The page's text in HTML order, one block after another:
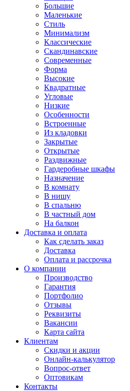
Большие
Маленькие
Стиль
Минимализм
Классические
Скандинавские
Современные
Форма
Высокие
Квадратные
Угловые
Низкие
Особенности
Встроенные
Из кладовки
Закрытые
Открытые
Раздвижные
Гардеробные шкафы
Назначение
В комнату
В нишу
В спальню
В частный дом
На балкон
Доставка и оплата
Как сделать заказ
Доставка
Оплата и рассрочка
О компании
Производство
Гарантия
Портфолио
Отзывы
Реквизиты
Вакансии
Карта сайта
Клиентам
Скидки и акции
Онлайн-калькулятор
Вопрос-ответ
Оптовикам
Контакты